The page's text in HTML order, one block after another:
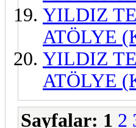
YILDIZ
ATÖLYE
YILDIZ
ATÖLYE
Sayfalar: 1 2